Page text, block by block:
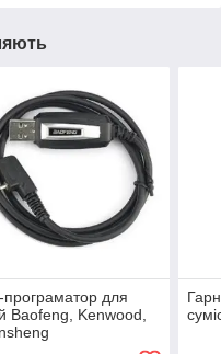
програматор для
Baofeng, Kenwood,